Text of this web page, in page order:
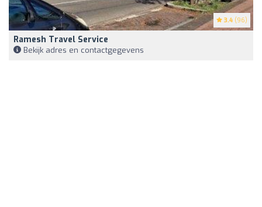
3.4 (96)
Ramesh Travel Service
Bekijk adres en contactgegevens